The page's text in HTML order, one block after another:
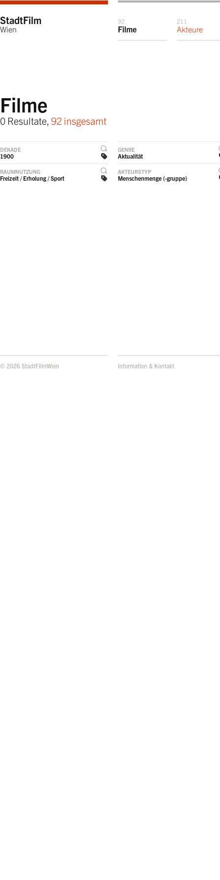
StadtFilm
Wien
92
Filme
211
Akteure
Filme
0 Resultate, 92 insgesamt
DEKADE
1900
GENRE
Aktualität
RAUMNUTZUNG
Freizeit / Erholung / Sport
AKTEURSTYP
Menschenmenge (-gruppe)
© 2026 StadtFilmWien Information & Kontakt